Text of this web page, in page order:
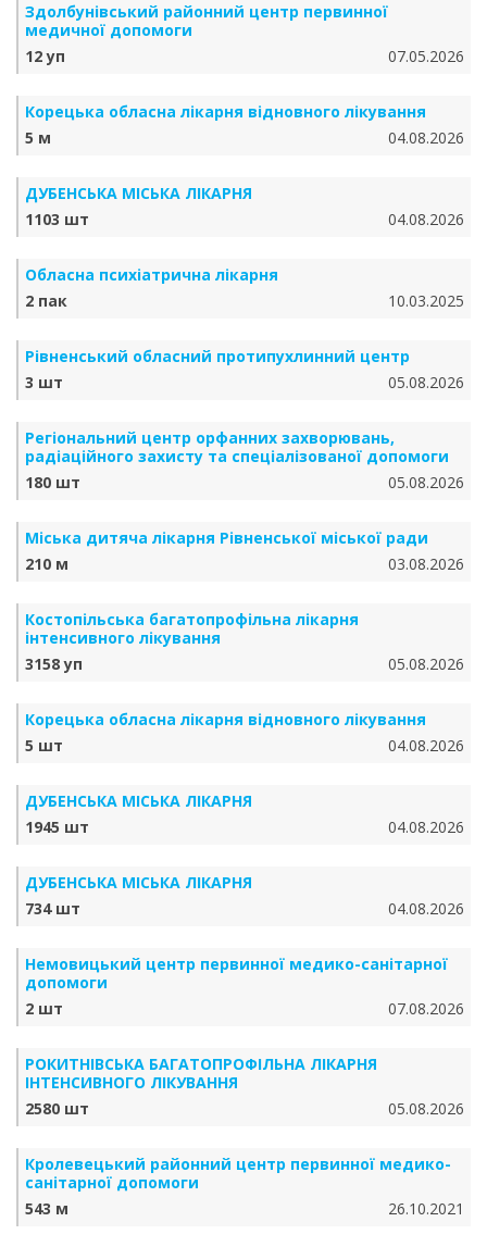
Здолбунівський районний центр первинної
медичної допомоги
12 уп
07.05.2026
Корецька обласна лікарня відновного лікування
5 м
04.08.2026
ДУБЕНСЬКА МІСЬКА ЛІКАРНЯ
1103 шт
04.08.2026
Обласна психіатрична лікарня
2 пак
10.03.2025
Рівненський обласний протипухлинний центр
3 шт
05.08.2026
Регіональний центр орфанних захворювань,
радіаційного захисту та спеціалізованої допомоги
180 шт
05.08.2026
Міська дитяча лікарня Рівненської міської ради
210 м
03.08.2026
Костопільська багатопрофільна лікарня
інтенсивного лікування
3158 уп
05.08.2026
Корецька обласна лікарня відновного лікування
5 шт
04.08.2026
ДУБЕНСЬКА МІСЬКА ЛІКАРНЯ
1945 шт
04.08.2026
ДУБЕНСЬКА МІСЬКА ЛІКАРНЯ
734 шт
04.08.2026
Немовицький центр первинної медико-санітарної
допомоги
2 шт
07.08.2026
РОКИТНІВСЬКА БАГАТОПРОФІЛЬНА ЛІКАРНЯ
ІНТЕНСИВНОГО ЛІКУВАННЯ
2580 шт
05.08.2026
Кролевецький районний центр первинної медико-
санітарної допомоги
543 м
26.10.2021